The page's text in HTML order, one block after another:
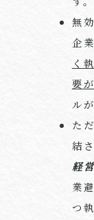
無
企
く
要
ル
た
結
経
業
つ